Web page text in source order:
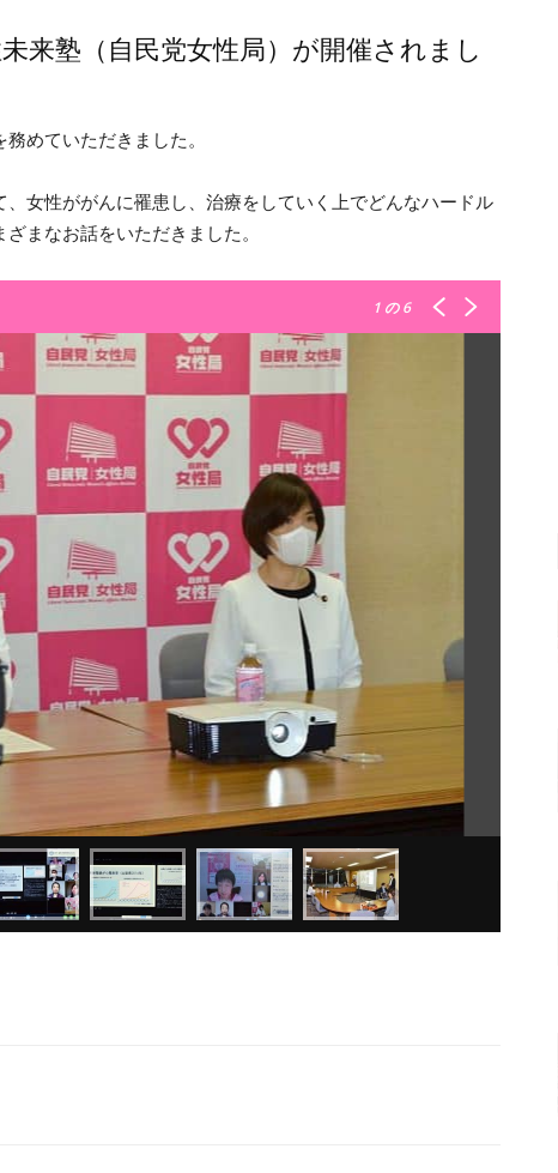
来塾（自民党女性局）が開催されまし
めていただきました。
、女性ががんに罹患し、治療をしていく上でどんなハードル
まなお話をいただきました。
1 の 6